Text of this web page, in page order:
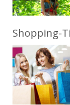
Shopping-